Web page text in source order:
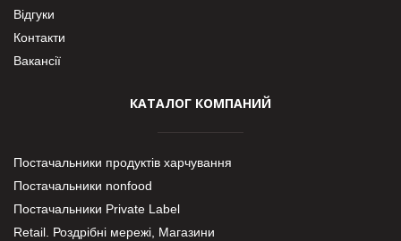
Відгуки
Контакти
Вакансії
КАТАЛОГ КОМПАНИЙ
Постачальники продуктів харчування
Постачальники nonfood
Постачальники Private Label
Retail. Роздрібні мережі, Магазини